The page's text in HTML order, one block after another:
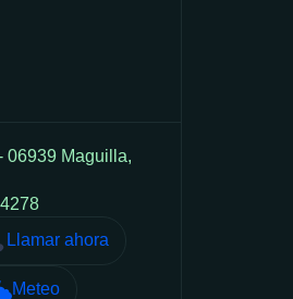
06939 Maguilla,
Llamar ahora
Meteo